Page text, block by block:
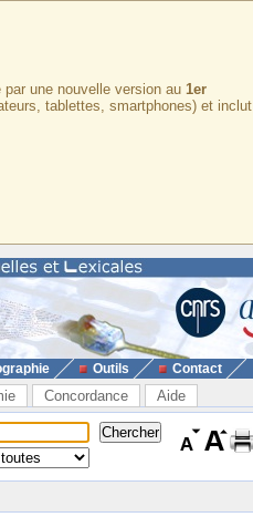
une nouvelle version au 1er
tablettes, smartphones) et inclut
Outils Contact
Concordance Aide